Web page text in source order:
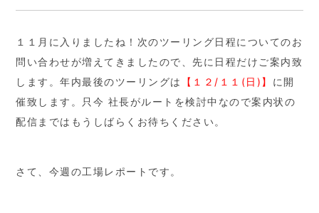
１１月に入りましたね！次のツーリング日程についてのお
問い合わせが増えてきましたので、先に日程だけご案内致
します。年内最後のツーリングは
【１２/１１(日)】 に開
催致します。只今 社長がルートを検討中なので案内状の
配信まではもうしばらくお待ちください。
さて、今週の工場レポートです。